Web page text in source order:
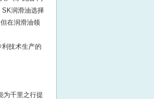
SK润滑油选择
在润滑油领
技术生产的
为千里之行提